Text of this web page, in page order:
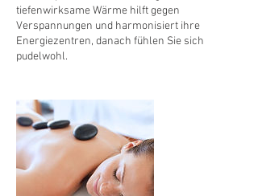
tiefenwirksame Wärme hilft gegen
Verspannungen und harmonisiert ihre
Energiezentren, danach fühlen Sie sich
pudelwohl.